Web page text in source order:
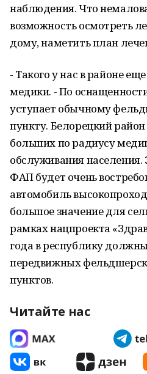
наблюдения. Что
возможность осмотреть
дому, наметить план
- Такого у нас в районе
медики. - По
уступает обычному
пункту. Белорецкий
больших по радиусу
обслуживания
ФАП будет очень
автомобиль
большое значение для
рамках нацпроекта
года в республику
передвижных
пунктов.
Читайте нас